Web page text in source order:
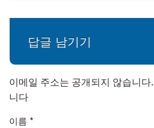
답글 남기기
이메일 주소는 공개되지 않습니다.
니다
이름 *